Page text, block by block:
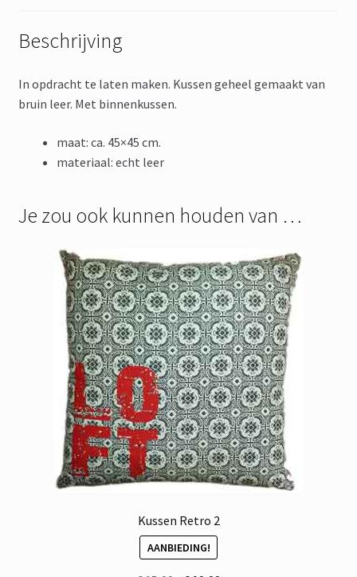
Beschrijving
In opdracht te laten maken. Kussen geheel gemaakt van
bruin leer. Met binnenkussen.
maat: ca. 45×45 cm.
materiaal: echt leer
Je zou ook kunnen houden van …
Kussen Retro 2
AANBIEDING!